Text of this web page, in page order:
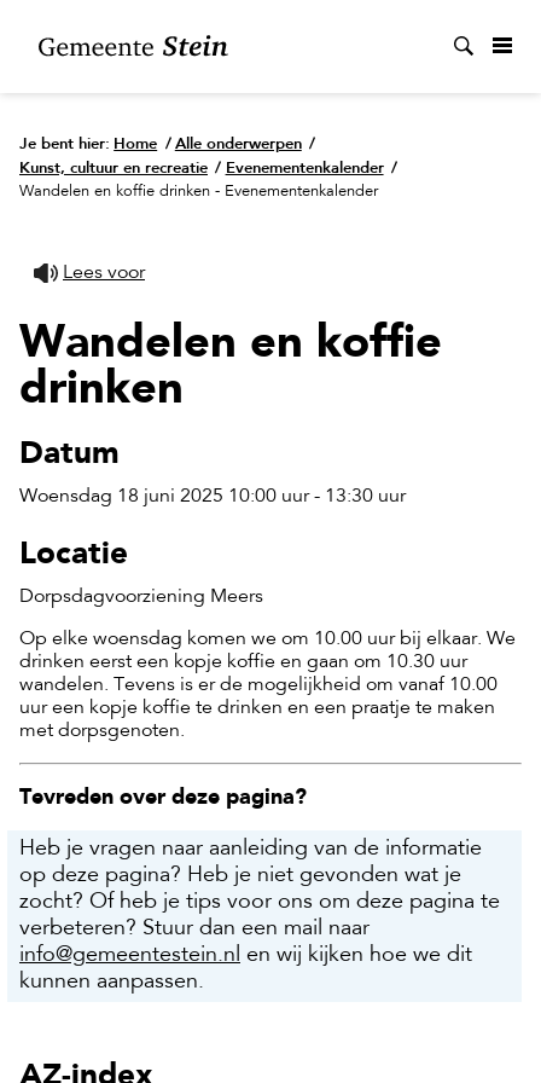
Je bent hier: Home / Alle onderwerpen /
Kunst, cultuur en recreatie / Evenementenkalender /
Wandelen en koffie drinken - Evenementenkalender
Lees voor
Wandelen en koffie
drinken
Datum
Woensdag 18 juni 2025 10:00 uur - 13:30 uur
Locatie
Dorpsdagvoorziening Meers
Op elke woensdag komen we om 10.00 uur bij elkaar. We
drinken eerst een kopje koffie en gaan om 10.30 uur
wandelen. Tevens is er de mogelijkheid om vanaf 10.00
uur een kopje koffie te drinken en een praatje te maken
met dorpsgenoten.
Tevreden over deze pagina?
Heb je vragen naar aanleiding van de informatie
op deze pagina? Heb je niet gevonden wat je
zocht? Of heb je tips voor ons om deze pagina te
verbeteren? Stuur dan een mail naar
info@gemeentestein.nl
en wij kijken hoe we dit
kunnen aanpassen.
AZ-index